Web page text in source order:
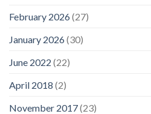
February 2026(27)
January 2026(30)
June 2022 (22)
April 2018 (2)
November 2017(23)